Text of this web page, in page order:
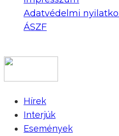
Adatvédelmi
ÁSZF
Hírek
Interjúk
Események